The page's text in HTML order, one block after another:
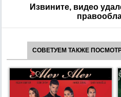
Извините, видео
СОВЕТУЕМ ТАКЖЕ